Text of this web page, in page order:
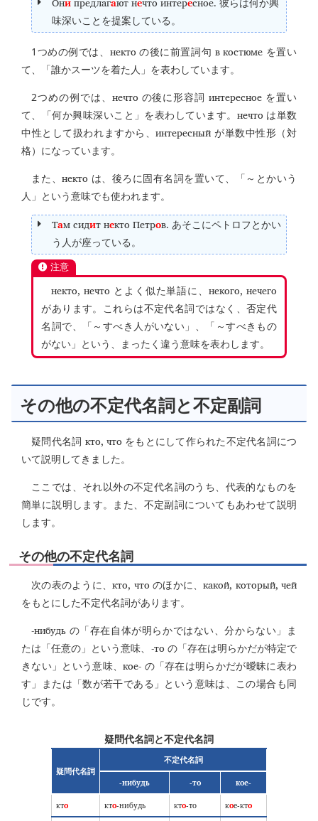
味深いことを提案している。
1つめの例では、 некто の後に前置詞句 в костюме を置い
て、「誰かスーツを着た人」を表わしています。
2つめの例では、 нечто の後に形容詞интересное を置い
て、「何か興味深いこと」を表わしています。 нечто は単数
中性として扱われますから、интересный が単数中性形（対
格）になっています。
また、некто は、後ろに固有名詞を置いて、「～とかいう
人」という意味でも使われます。
Там сидит некто Петров. あそこにペトロフとかい
う人が座っている。
注意
некто, нечто とよく似た単語に、 некого, нечего
があります。これらは不定代名詞ではなく、否定代
名詞で、「～すべき人がいない」、「～すべきもの
がない」という、まったく違う意味を表わします。
その他の不定代名詞と不定副詞
疑問代名詞 кто, что をもとにして作られた不定代名詞につ
いて説明してきました。
ここでは、それ以外の不定代名詞のうち、代表的なものを
簡単に説明します。また、不定副詞についてもあわせて説明
します。
その他の不定代名詞
次の表のように、кто, что のほかに、какой, который, чей
をもとにした不定代名詞があります。
-нибудь の「存在自体が明らかではない、分からない」ま
たは「任意の」という意味、 -то の「存在は明らかだが特定で
きない」という意味、кое- の「存在は明らかだが曖昧に表わ
す」または「数が若干である」という意味は、この場合も同
じです。
疑問代名詞と不定代名詞
疑問代名詞
不定代名詞
-нибудь -то
кое-
кто кто-нибудь кто-то кое-кто